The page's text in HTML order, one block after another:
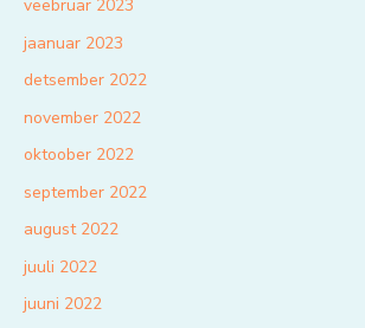
veebruar 2023
jaanuar 2023
detsember 2022
november 2022
oktoober 2022
september 2022
august 2022
juuli 2022
juuni 2022